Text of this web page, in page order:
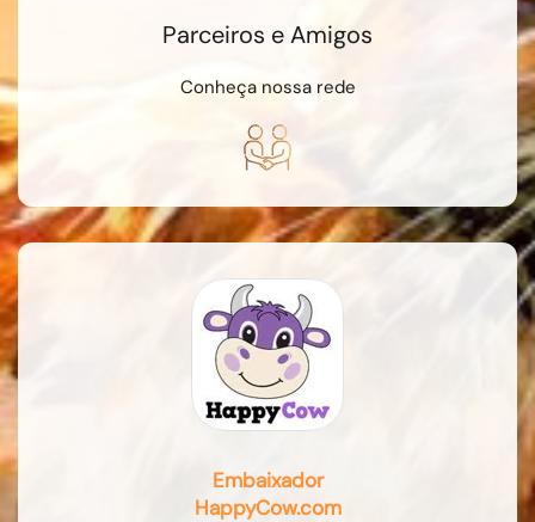
Parceiros e Amigos
Conheça nossa rede
Embaixador
HappyCow.com